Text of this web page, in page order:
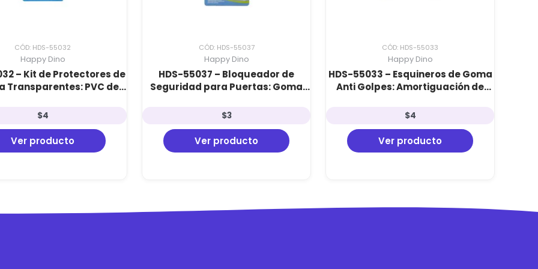
CÓD: HDS-55032
Happy Dino
– Kit de Protectores de
Transparentes: PVC de
(4 unidades)
$4
Ver producto
CÓD: HDS-55037
Happy Dino
HDS-55037 – Bloqueador de
Seguridad para Puertas: Goma
Antiatrapamiento
$3
Ver producto
CÓD: HDS-55033
Happy Dino
HDS-55033 – Esquineros de Goma
Anti Golpes: Amortiguación de
$4
Ver producto